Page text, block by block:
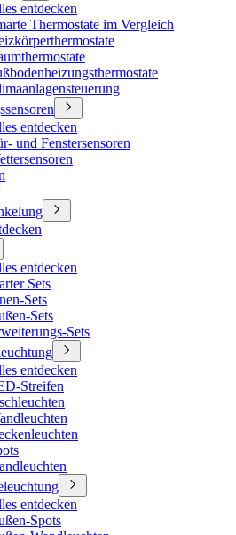
entdecken
Thermostate im Vergleich
entdecken
und Fenstersensoren
entdecken
Sets
Sets
Sets
Sets
entdecken
Streifen
entdecken
Spots